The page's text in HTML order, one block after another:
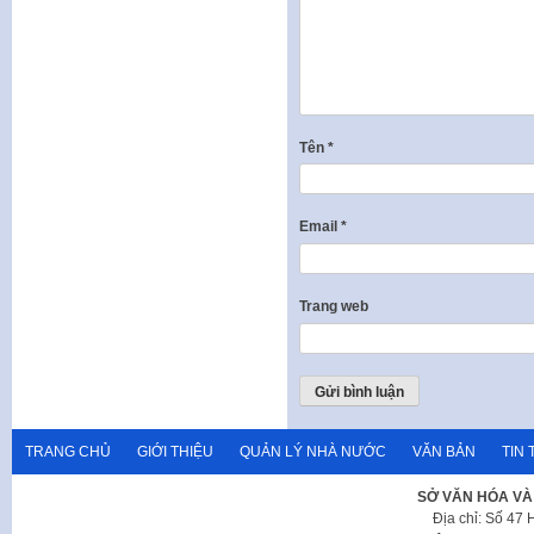
Tên *
Email *
Trang web
TRANG CHỦ GIỚI THIỆU QUẢN LÝ NHÀ NƯỚC VĂN BẢN TIN
SỞ VĂN HÓA
Địa chỉ: Số 47